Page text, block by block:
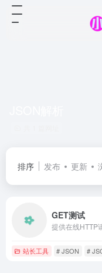
排序 发布 更新
GET测试
提供在线HTTP
站长工具 # JSON #